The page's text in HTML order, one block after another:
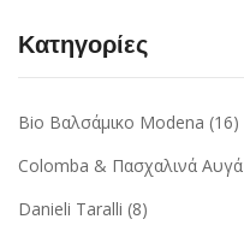
Κατηγορίες
Bio Βαλσάμικο Modena (16)
Colomba & Πασχαλινά Αυγά
Danieli Taralli (8)